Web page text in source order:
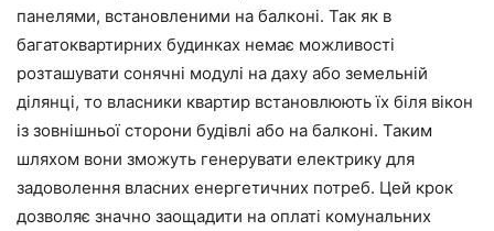
панелями, встановленими на балконі. Так як в
багатоквартирних будинках немає можливості
розташувати сонячні модулі на даху або земельній
ділянці, то власники квартир встановлюють їх біля вікон
із зовнішньої сторони будівлі або на балконі. Таким
шляхом вони зможуть генерувати електрику для
задоволення власних енергетичних потреб. Цей крок
дозволяє значно заощадити на оплаті комунальних